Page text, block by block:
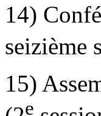
14)
seizième
15)
e